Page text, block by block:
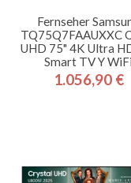
Fernseher
TQ75Q7FAAUXXC
UHD 75" 4K Ultra
Smart TV Y WiFi
Preis
1.056,90 €